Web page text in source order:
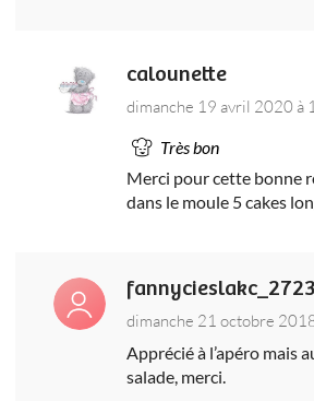
calounette
dimanche 19 avril 2020 à
Très bon
Merci pour cette bonne
dans le moule 5 cakes
fannycieslakc_2723
dimanche 21 octobre
Apprécié à l’apéro mais
salade, merci.